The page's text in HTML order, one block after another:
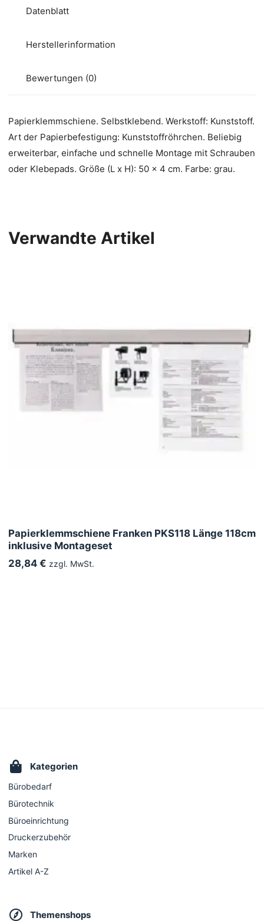
Datenblatt
Herstellerinformation
Bewertungen (0)
Papierklemmschiene. Selbstklebend. Werkstoff: Kunststoff.
Art der Papierbefestigung: Kunststoffröhrchen. Beliebig
erweiterbar, einfache und schnelle Montage mit Schrauben
oder Klebepads. Größe (L x H): 50 x 4 cm. Farbe: grau.
Verwandte Artikel
Papierklemmschiene Franken PKS118 Länge 118cm
inklusive Montageset
28,84 € zzgl. MwSt.
Kategorien
Bürobedarf
Bürotechnik
Büroeinrichtung
Druckerzubehör
Marken
Artikel A-Z
Themenshops